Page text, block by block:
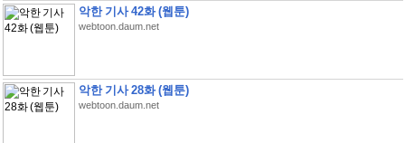
악한 기사 42화 (웹툰)
webtoon.daum.net
악한 기사 28화 (웹툰)
webtoon.daum.net